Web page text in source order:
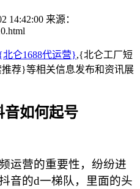
14:42:00 来源：
北仑1688代运营},{北仑工厂短
荐}等相关信息发布和资讯展
音如何起号
运营的重要性，纷纷进
音的d一梯队，里面的头